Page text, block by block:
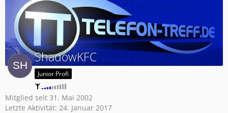
ShadowKFC
Junior Profi
Mitglied seit 31. Mai 2002
Letzte Aktivität: 24. Januar 2017